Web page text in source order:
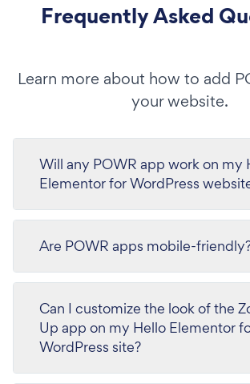
Frequently Asked
Learn more about how to add
your website.
Will any POWR app work on my
Elementor for WordPress
Are POWR apps mobile-
Can I customize the look of the
Up app on my Hello Elementor
WordPress site?